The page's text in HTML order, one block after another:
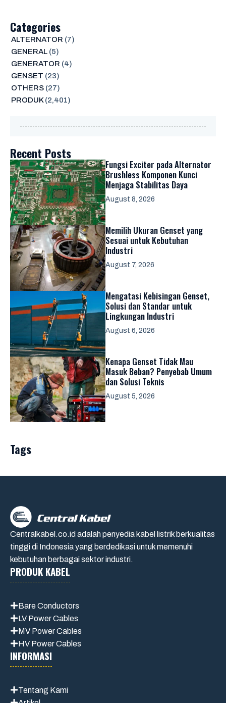
Categories
ALTERNATOR (7)
GENERAL(5)
GENERATOR (4)
GENSET (23)
OTHERS(27)
PRODUK(2,401)
Recent Posts
Fungsi Exciter pada Alternator
Brushless Komponen Kunci
Menjaga Stabilitas Daya
August 8, 2026
Memilih Ukuran Genset yang
Sesuai untuk Kebutuhan
Industri
August 7, 2026
Mengatasi Kebisingan Genset,
Solusi dan Standar untuk
Lingkungan Industri
August 6, 2026
Kenapa Genset Tidak Mau
Masuk Beban? Penyebab Umum
dan Solusi Teknis
August 5, 2026
Tags
Centralkabel.co.id adalah penyedia kabel listrik berkualitas
tinggi di Indonesia yang berdedikasi untuk memenuhi
kebutuhan berbagai sektor industri.
PRODUK KABEL
Bare Conductors
LV Power Cables
MV Power Cables
HV Power Cables
INFORMASI
Tentang Kami